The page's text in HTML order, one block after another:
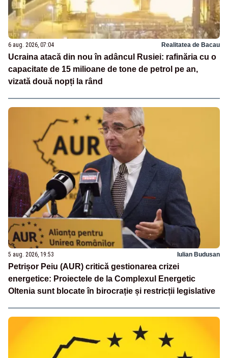
6 aug. 2026, 07:04 Realitatea de Bacau
Ucraina atacă din nou în adâncul Rusiei: rafinăria cu o
capacitate de 15 milioane de tone de petrol pe an,
vizată două nopți la rând
5 aug. 2026, 19:53 Iulian Budusan
Petrișor Peiu (AUR) critică gestionarea crizei
energetice: Proiectele de la Complexul Energetic
Oltenia sunt blocate în birocrație și restricții legislative